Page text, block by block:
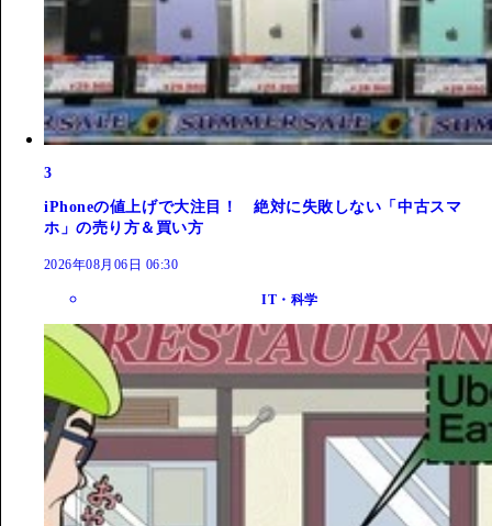
3
iPhoneの値上げで大注目！ 絶対に失敗しない「中古スマ
ホ」の売り方＆買い方
2026年08月06日 06:30
IT・科学